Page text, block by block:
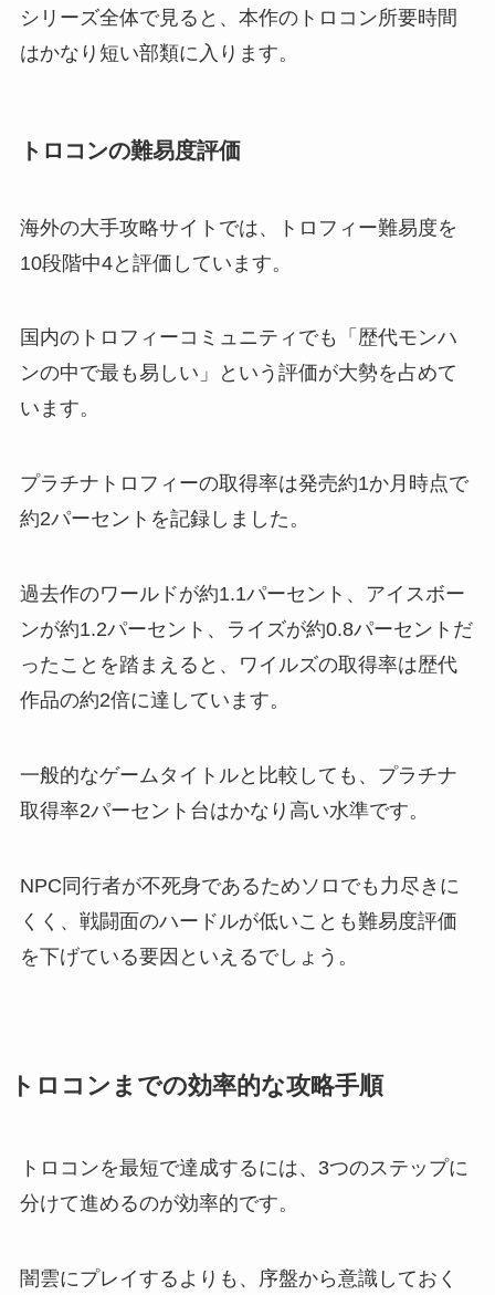
シリーズ全体で見ると、本作のトロコン所要時間
はかなり短い部類に入ります。
トロコンの難易度評価
海外の大手攻略サイトでは、トロフィー難易度を
10段階中4と評価しています。
国内のトロフィーコミュニティでも「歴代モンハ
ンの中で最も易しい」という評価が大勢を占めて
います。
プラチナトロフィーの取得率は発売約1か月時点で
約2パーセントを記録しました。
過去作のワールドが約1.1パーセント、アイスボー
ンが約1.2パーセント、ライズが約0.8パーセントだ
ったことを踏まえると、ワイルズの取得率は歴代
作品の約2倍に達しています。
一般的なゲームタイトルと比較しても、プラチナ
取得率2パーセント台はかなり高い水準です。
NPC同行者が不死身であるためソロでも力尽きに
くく、戦闘面のハードルが低いことも難易度評価
を下げている要因といえるでしょう。
トロコンまでの効率的な攻略手順
トロコンを最短で達成するには、3つのステップに
分けて進めるのが効率的です。
闇雲にプレイするよりも、序盤から意識しておく